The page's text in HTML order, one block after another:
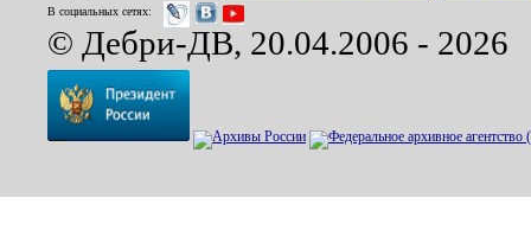
В социальных сетях:
© Дебри-ДВ, 20.04.2006 - 2026